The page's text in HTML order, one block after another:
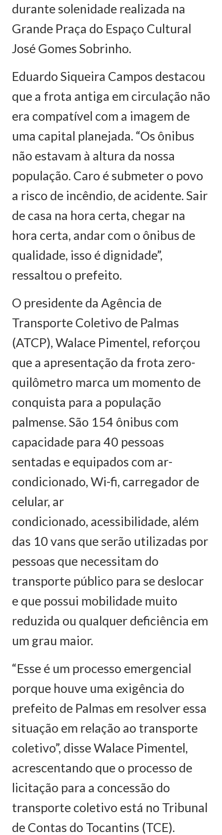
durante solenidade realizada na
Grande Praça do Espaço Cultural
José Gomes Sobrinho.
Eduardo Siqueira Campos destacou
que a frota antiga em circulação não
era compatível com a imagem de
uma capital planejada. “Os ônibus
não estavam à altura da nossa
população. Caro é submeter o povo
a risco de incêndio, de acidente. Sair
de casa na hora certa, chegar na
hora certa, andar com o ônibus de
qualidade, isso é dignidade”,
ressaltou o prefeito.
O presidente da Agência de
Transporte Coletivo de Palmas
(ATCP), Walace Pimentel, reforçou
que a apresentação da frota zero-
quilômetro marca um momento de
conquista para a população
palmense. São 154 ônibus com
capacidade para 40 pessoas
sentadas e equipados com ar-
condicionado, Wi-fi, carregador de
celular, ar
condicionado, acessibilidade, além
das 10 vans que serão utilizadas por
pessoas que necessitam do
transporte público para se deslocar
e que possui mobilidade muito
reduzida ou qualquer deficiência em
um grau maior.
“Esse é um processo emergencial
porque houve uma exigência do
prefeito de Palmas em resolver essa
situação em relação ao transporte
coletivo”, disse Walace Pimentel,
acrescentando que o processo de
licitação para a concessão do
transporte coletivo está no Tribunal
de Contas do Tocantins (TCE).